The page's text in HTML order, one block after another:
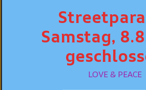
Samstag,
LOVE & PEACE